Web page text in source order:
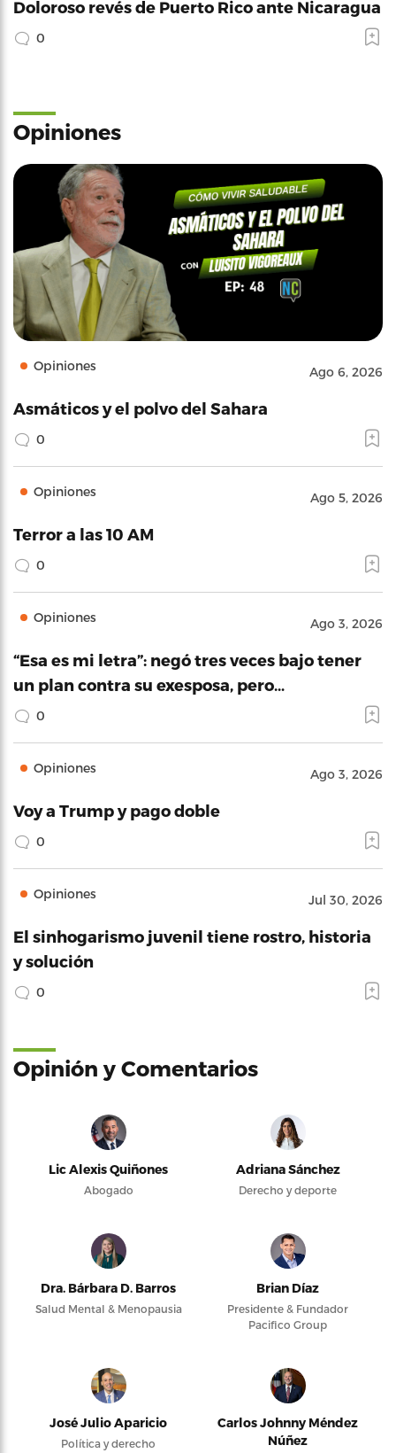
Doloroso revés de Puerto Rico ante Nicaragua
0
Opiniones
Opiniones Ago 6, 2026
Asmáticos y el polvo del Sahara
0
Opiniones Ago 5, 2026
Terror a las 10 AM
0
Opiniones Ago 3, 2026
“Esa es mi letra”: negó tres veces bajo tener
un plan contra su exesposa, pero…
0
Opiniones Ago 3, 2026
Voy a Trump y pago doble
0
Opiniones Jul 30, 2026
El sinhogarismo juvenil tiene rostro, historia
y solución
0
Opinión y Comentarios
Lic Alexis Quiñones
Abogado
Adriana Sánchez
Derecho y deporte
Dra. Bárbara D. Barros
Salud Mental & Menopausia
Brian Díaz
Presidente & Fundador
Pacifico Group
José Julio Aparicio
Política y derecho
Carlos Johnny Méndez
Núñez